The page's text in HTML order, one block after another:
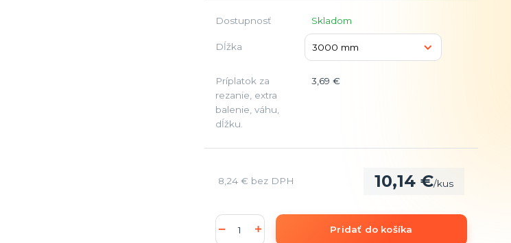
Dostupnosť Skladom
Dĺžka
Príplatok za
rezanie, extra
balenie, váhu,
dĺžku.
3,69 €
10,14 €/kus
8,24 € bez DPH
Pridať do košíka